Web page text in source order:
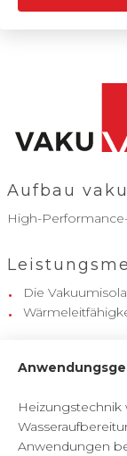
Aufbau
High-
Die
Heizungstechnik
Anwendungen